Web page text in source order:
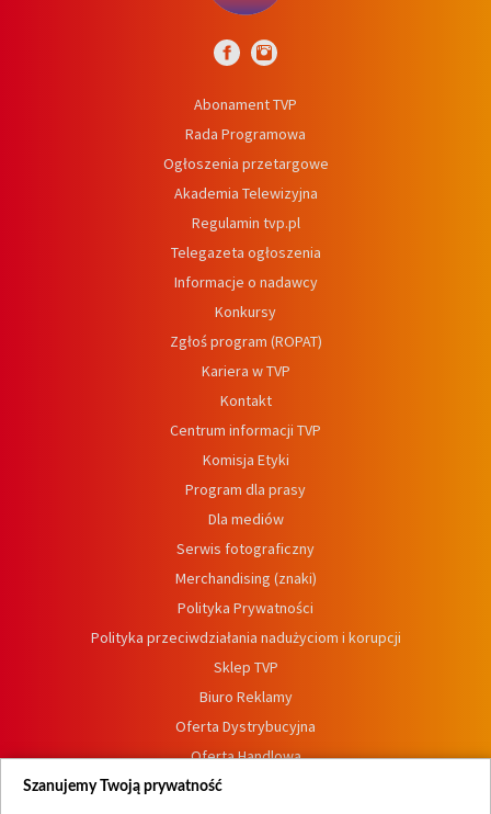
Abonament TVP
Rada Programowa
Ogłoszenia przetargowe
Akademia Telewizyjna
Regulamin tvp.pl
Telegazeta ogłoszenia
Informacje o nadawcy
Konkursy
Zgłoś program (ROPAT)
Kariera w TVP
Kontakt
Centrum informacji TVP
Komisja Etyki
Program dla prasy
Dla mediów
Serwis fotograficzny
Merchandising (znaki)
Polityka Prywatności
Polityka przeciwdziałania nadużyciom i korupcji
Sklep TVP
Biuro Reklamy
Oferta Dystrybucyjna
Oferta Handlowa
Dostępność
Szanujemy Twoją prywatność